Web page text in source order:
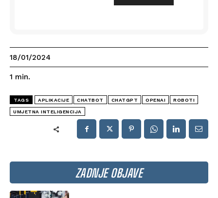
ZADNJE OBJAVE
18/01/2024
1 min.
TAGS APLIKACIJE CHATBOT CHATGPT OPENAI ROBOTI
UMJETNA INTELIGENCIJA